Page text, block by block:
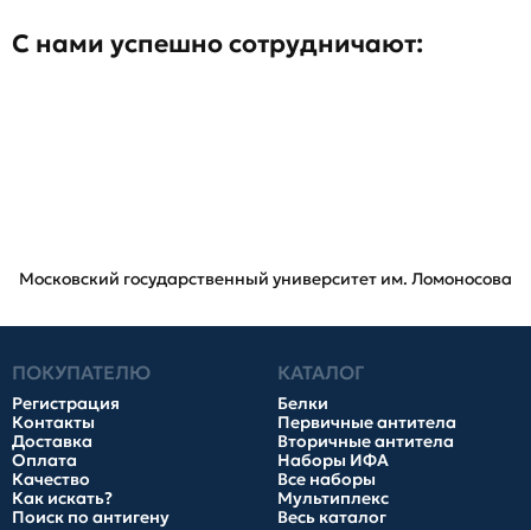
С нами успешно сотрудничают:
Московский государственный университет им. Ломоносова
ПОКУПАТЕЛЮ
Регистрация
Контакты
Доставка
Оплата
Качество
Как искать?
Поиск по антигену
КАТАЛОГ
Белки
Первичные антитела
Вторичные антитела
Наборы ИФА
Все наборы
Мультиплекс
Весь каталог